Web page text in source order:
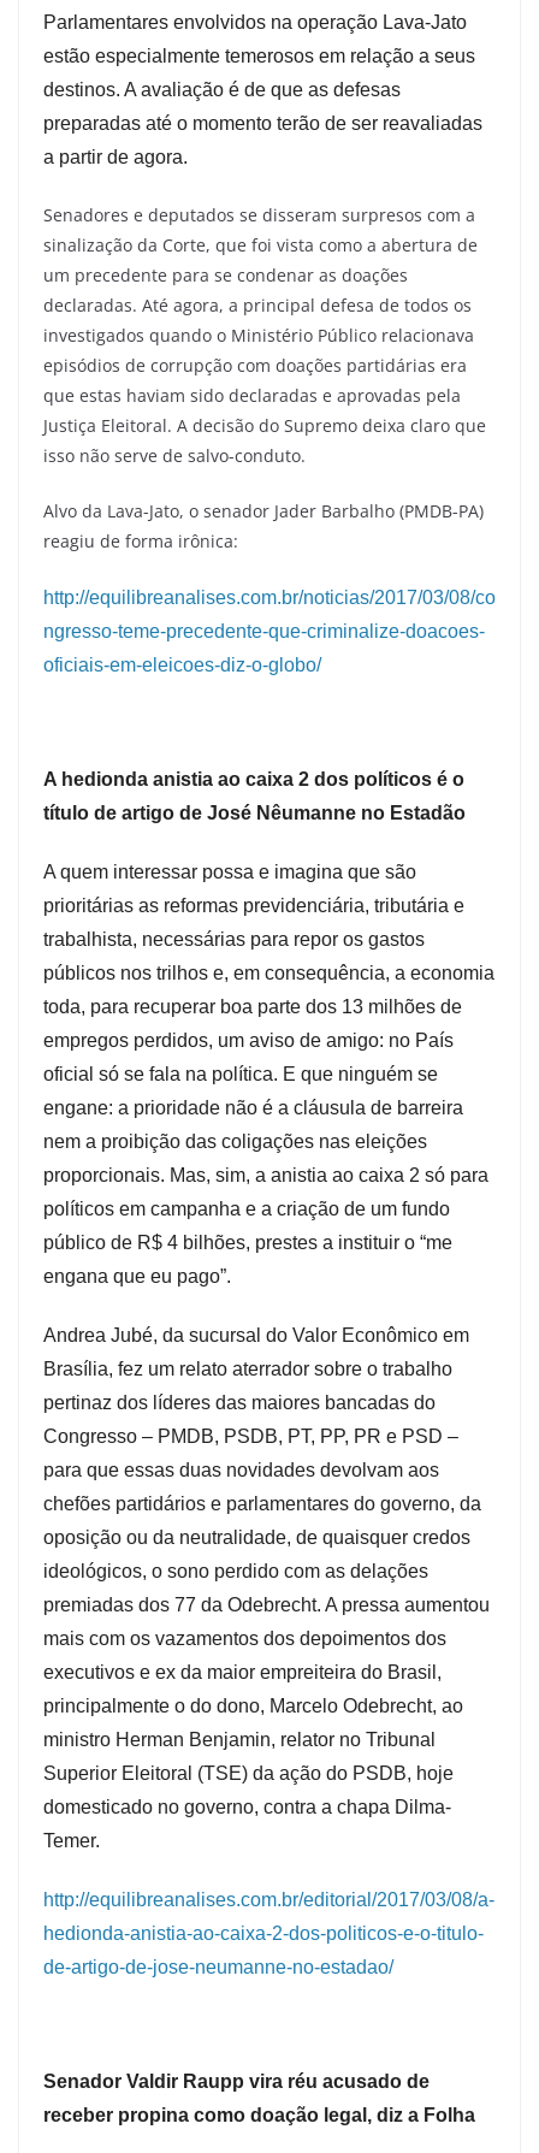
Parlamentares envolvidos na operação Lava-Jato
estão especialmente temerosos em relação a seus
destinos. A avaliação é de que as defesas
preparadas até o momento terão de ser reavaliadas
a partir de agora.
Senadores e deputados se disseram surpresos com a
sinalização da Corte, que foi vista como a abertura de
um precedente para se condenar as doações
declaradas. Até agora, a principal defesa de todos os
investigados quando o Ministério Público relacionava
episódios de corrupção com doações partidárias era
que estas haviam sido declaradas e aprovadas pela
Justiça Eleitoral. A decisão do Supremo deixa claro que
isso não serve de salvo-conduto.
Alvo da Lava-Jato, o senador Jader Barbalho (PMDB-PA)
reagiu de forma irônica:
http://equilibreanalises.com.br/noticias/2017/03/08/co
ngresso-teme-precedente-que-criminalize-doacoes-
oficiais-em-eleicoes-diz-o-globo/
A hedionda anistia ao caixa 2 dos políticos é o
título de artigo de José Nêumanne no Estadão
A quem interessar possa e imagina que são
prioritárias as reformas previdenciária, tributária e
trabalhista, necessárias para repor os gastos
públicos nos trilhos e, em consequência, a economia
toda, para recuperar boa parte dos 13 milhões de
empregos perdidos, um aviso de amigo: no País
oficial só se fala na política. E que ninguém se
engane: a prioridade não é a cláusula de barreira
nem a proibição das coligações nas eleições
proporcionais. Mas, sim, a anistia ao caixa 2 só para
políticos em campanha e a criação de um fundo
público de R$ 4 bilhões, prestes a instituir o “me
engana que eu pago”.
Andrea Jubé, da sucursal do Valor Econômico em
Brasília, fez um relato aterrador sobre o trabalho
pertinaz dos líderes das maiores bancadas do
Congresso – PMDB, PSDB, PT, PP, PR e PSD –
para que essas duas novidades devolvam aos
chefões partidários e parlamentares do governo, da
oposição ou da neutralidade, de quaisquer credos
ideológicos, o sono perdido com as delações
premiadas dos 77 da Odebrecht. A pressa aumentou
mais com os vazamentos dos depoimentos dos
executivos e ex da maior empreiteira do Brasil,
principalmente o do dono, Marcelo Odebrecht, ao
ministro Herman Benjamin, relator no Tribunal
Superior Eleitoral (TSE) da ação do PSDB, hoje
domesticado no governo, contra a chapa Dilma-
Temer.
http://equilibreanalises.com.br/editorial/2017/03/08/a-
hedionda-anistia-ao-caixa-2-dos-politicos-e-o-titulo-
de-artigo-de-jose-neumanne-no-estadao/
Senador Valdir Raupp vira réu acusado de
receber propina como doação legal, diz a Folha